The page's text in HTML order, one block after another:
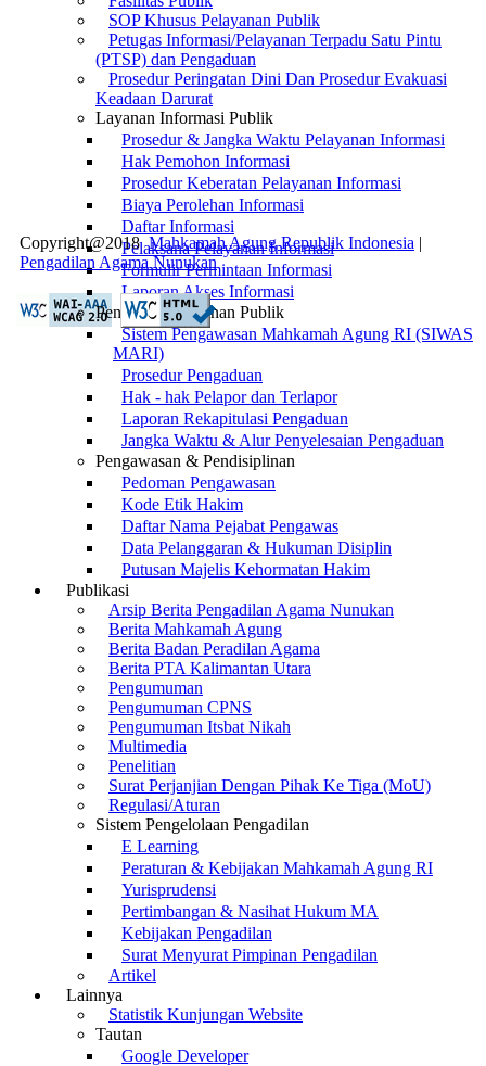
SOP Khusus Pelayanan Publik
Petugas Informasi/Pelayanan Terpadu Satu Pintu
(PTSP) dan Pengaduan
Prosedur Peringatan Dini Dan Prosedur Evakuasi
Keadaan Darurat
Layanan Informasi Publik
Prosedur & Jangka Waktu Pelayanan Informasi
Hak Pemohon Informasi
Prosedur Keberatan Pelayanan Informasi
Biaya Perolehan Informasi
Daftar Informasi
Pelaksana Pelayanan Informasi
Formulir Permintaan Informasi
Laporan Akses Informasi
Pengaduan Layanan Publik
Sistem Pengawasan Mahkamah Agung RI (SIWAS
MARI)
Prosedur Pengaduan
Hak - hak Pelapor dan Terlapor
Laporan Rekapitulasi Pengaduan
Jangka Waktu & Alur Penyelesaian Pengaduan
Pengawasan & Pendisiplinan
Pedoman Pengawasan
Kode Etik Hakim
Daftar Nama Pejabat Pengawas
Data Pelanggaran & Hukuman Disiplin
Putusan Majelis Kehormatan Hakim
Publikasi
Arsip Berita Pengadilan Agama Nunukan
Berita Mahkamah Agung
Berita Badan Peradilan Agama
Berita PTA Kalimantan Utara
Pengumuman
Pengumuman CPNS
Pengumuman Itsbat Nikah
Multimedia
Penelitian
Surat Perjanjian Dengan Pihak Ke Tiga (MoU)
Regulasi/Aturan
Sistem Pengelolaan Pengadilan
E Learning
Peraturan & Kebijakan Mahkamah Agung RI
Yurisprudensi
Pertimbangan & Nasihat Hukum MA
Kebijakan Pengadilan
Surat Menyurat Pimpinan Pengadilan
Artikel
Lainnya
Statistik Kunjungan Website
Tautan
Google Developer
Copyright@2018Mahkamah Agung Republik Indonesia |
Pengadilan Agama Nunukan